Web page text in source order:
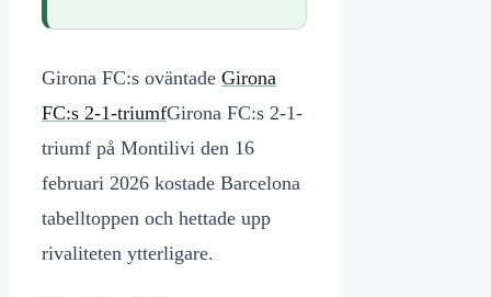
Girona FC:s oväntade Girona
FC:s 2-1-triumfGirona FC:s 2-1-
triumf på Montilivi den 16
februari 2026 kostade Barcelona
tabelltoppen och hettade upp
rivaliteten ytterligare.